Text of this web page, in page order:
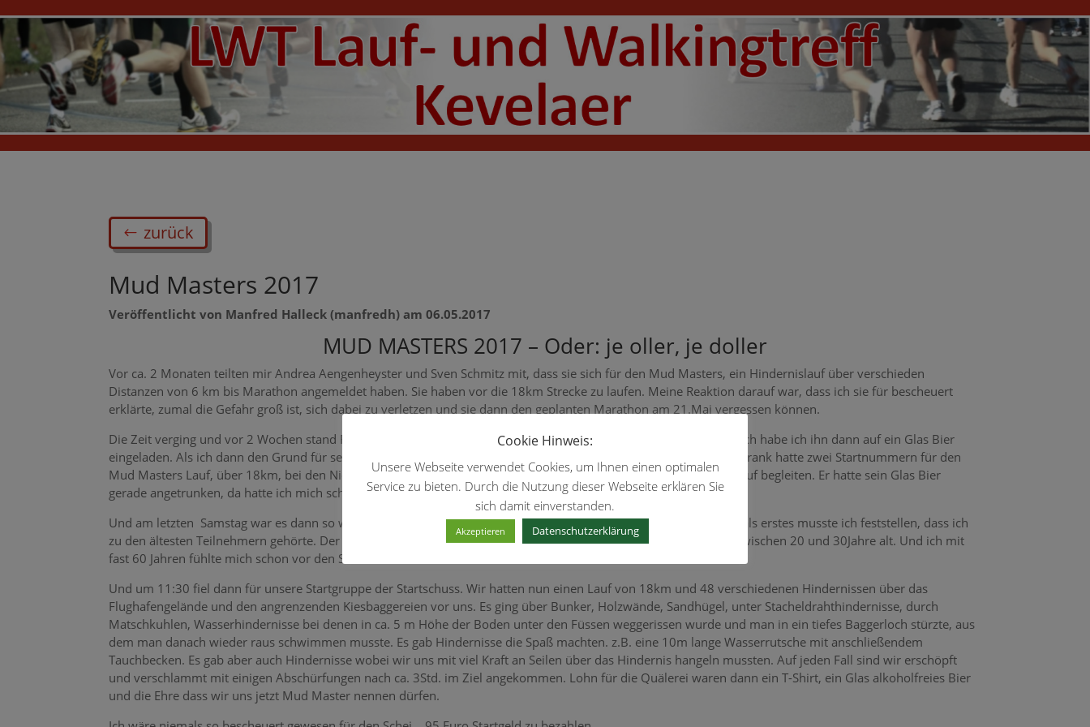
zurück
Mud Masters 2017
Veröffentlicht von Manfred Halleck (manfredh) am 06.05.2017
MUD MASTERS 2017 – Oder: je oller, je doller
Vor ca. 2 Monaten teilten mir Andrea Aengenheyster und Sven Schmitz mit, dass sie sich für den Mud Masters, ein Hindernislauf über verschieden
Distanzen von 6 km bis Marathon angemeldet haben. Sie haben vor die 18km Strecke zu laufen. Meine Reaktion darauf war, dass ich sie für bescheuert
erklärte, zumal die Gefahr groß ist, sich dabei zu verletzen und sie dann den geplanten Marathon am 21.Mai vergessen können.
Die Zeit verging und vor 2 Wochen stand Frank Heyer bei mir vor der Haustür. Etwas überrascht von seinem Besuch habe ich ihn dann auf ein Glas Bier
eingeladen. Als ich dann den Grund für seinen Besuch erfuhr, hätte ich ihn das Bier fast wieder weg genommen. Frank hatte zwei Startnummern für den
Mud Masters Lauf, über 18km, bei den Niederrhein Nachrichten gewonnen und meinte, ich könnte ihn bei dem Lauf begleiten. Er hatte sein Glas Bier
gerade angetrunken, da hatte ich mich schon entschieden mit zu machen.
Und am letzten Samstag war es dann so weit. Wir fuhren mit den Fahrrädern gemeinsam zum Eventgelände und als erstes musste ich feststellen, dass ich
zu den ältesten Teilnehmern gehörte. Der größte Teil der Teilnehmer und sehr vielen Teilnehmerinnen waren so zwischen 20 und 30Jahre alt. Und ich mit
fast 60 Jahren fühlte mich schon vor den Startschuss ziemlich alt!
Und um 11:30 fiel dann für unsere Startgruppe der Startschuss. Wir hatten nun einen Lauf von 18km und 48 verschiedenen Hindernissen über das
Flughafengelände und den angrenzenden Kiesbaggereien vor uns. Es ging über Bunker, Holzwände, Sandhügel, unter Stacheldrahthindernisse, durch
Matschkuhlen, Wasserhindernisse bei denen in ca. 5 m Höhe der Boden unter den Füssen weggerissen wurde und man in ein tiefes Baggerloch stürzte, aus
dem man danach wieder raus schwimmen musste. Es gab Hindernisse die Spaß machten. z.B. eine 10m lange Wasserrutsche mit anschließendem
Tauchbecken. Es gab aber auch Hindernisse wobei wir uns mit viel Kraft an Seilen über das Hindernis hangeln mussten. Auf jeden Fall sind wir erschöpft
und verschlammt mit einigen Abschürfungen nach ca. 3Std. im Ziel angekommen. Lohn für die Quälerei waren dann ein T-Shirt, ein Glas alkoholfreies Bier
und die Ehre dass wir uns jetzt Mud Master nennen dürfen.
Cookie Hinweis:
Unsere Webseite verwendet Cookies, um Ihnen einen optimalen
Service zu bieten. Durch die Nutzung dieser Webseite erklären Sie
sich damit einverstanden.
Akzeptieren Datenschutzerklärung